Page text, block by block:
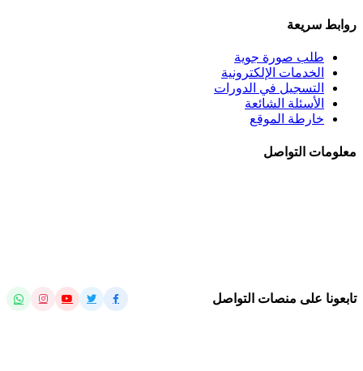
روابط سريعة
طلب صورة جوية
الخدمات الإلكترونية
التسجيل في الدورات
الأسئلة الشائعة
خارطة الموقع
معلومات التواصل
تابعونا على منصات التواصل